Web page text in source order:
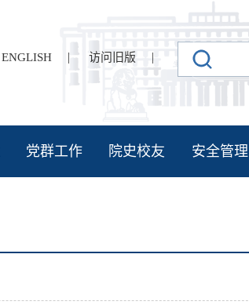
ENGLISH | 访问旧版 |
党群工作 院史校友 安全管理